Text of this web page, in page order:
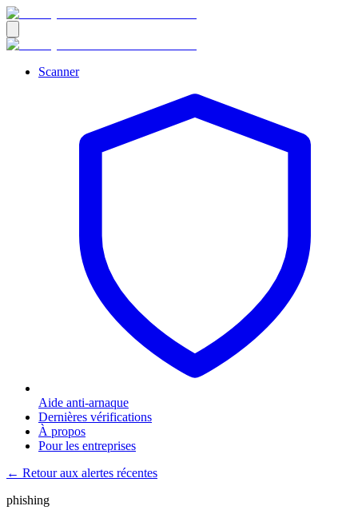
Scanner
Aide anti-arnaque
Dernières vérifications
À propos
Pour les entreprises
← Retour aux alertes récentes
phishing